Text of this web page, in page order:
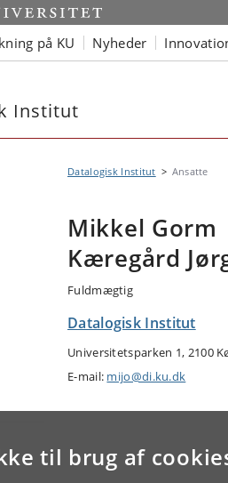
til brug af
på KU Nyheder
Institut
Datalogisk Institut Ansatte
Mikkel Gorm
Kæregård
Fuldmægtig
Datalogisk Institut
Universitetsparken 1, 2100
E-mail: mijo@di.ku.dk